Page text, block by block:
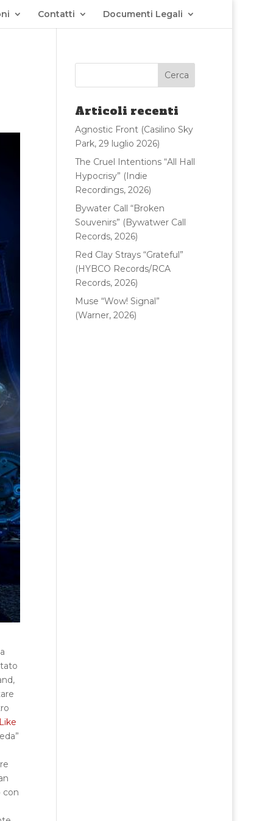
Contatti Documenti Legali
con
Articoli recenti
Agnostic Front (Casilino Sky
Park, 29 luglio 2026)
The Cruel Intentions “All Hall
Hypocrisy” (Indie
Recordings, 2026)
Bywater Call “Broken
Souvenirs” (Bywatwer Call
Records, 2026)
Red Clay Strays “Grateful”
(HYBCO Records/RCA
Records, 2026)
Muse “Wow! Signal”
(Warner, 2026)